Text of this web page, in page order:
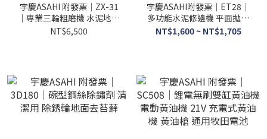
宇慶ASAHI 附發票｜ZX-31
｜專業三輪粗磨機 水泥地面
打磨機 地坪研磨機磨地 附延
NT$6,500
宇慶ASAHI附發票｜ET28｜
多功能水泥修邊機 平面拋光
機水泥地面打磨機 打磨機
NT$1,600 ~ NT$1,705